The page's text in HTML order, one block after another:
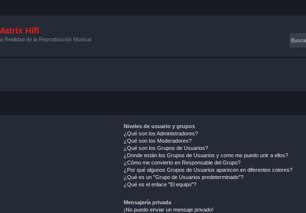
Hifi
Realidad de la Reproducción Musical
Niveles de usuario y grupos
¿Qué son los Administradores?
¿Qué son los Moderadores?
¿Qué son los Grupos de Usuarios?
¿Donde están los Grupos de Usuarios y como me puedo unir a ellos?
¿Cómo me convierto en Responsable del Grupo?
¿Por qué algunos Grupos de Usuarios aparecen en diferentes colores?
¿Qué es un "Grupo de Usuarios predeterminado"?
¿Qué es el enlace "El equipo"?
Mensajería privada
¡No puedo enviar un mensaje privado!